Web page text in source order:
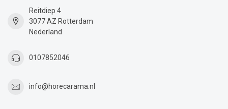
Reitdiep 4
3077 AZ Rotterdam
Nederland
0107852046
info@horecarama.nl